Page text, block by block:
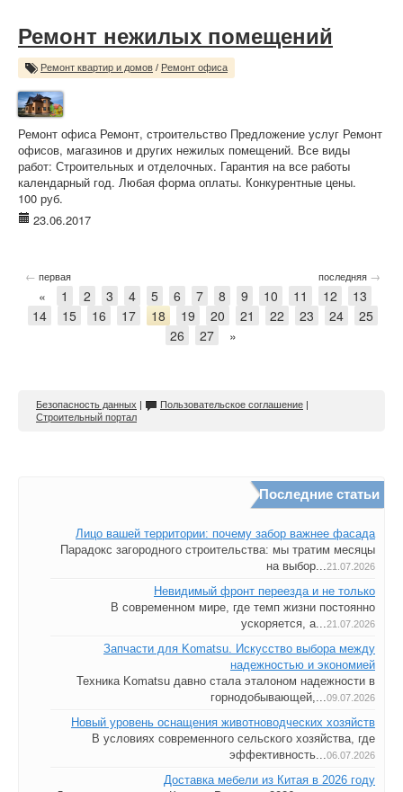
Ремонт нежилых помещений
Ремонт квартир и домов / Ремонт офиса
Ремонт офиса Ремонт, строительство Предложение услуг Ремонт
офисов, магазинов и других нежилых помещений. Все виды
работ: Строительных и отделочных. Гарантия на все работы
календарный год. Любая форма оплаты. Конкурентные цены.
100 руб.
23.06.2017
← первая последняя →
« 1 2 3 4 5 6 7 8 9 10 11 12
13
14
15 16 17 18 19 20 21 22 23 24
25
26
27 »
Безопасность данных | Пользовательское соглашение |
Строительный портал
Последние статьи
Лицо вашей территории: почему забор важнее фасада
Парадокс загородного строительства: мы тратим месяцы
на выбор...
21.07.2026
Невидимый фронт переезда и не только
В современном мире, где темп жизни постоянно
ускоряется, а...
21.07.2026
Запчасти для Komatsu. Искусство выбора между
надежностью и экономией
Техника Komatsu давно стала эталоном надежности в
горнодобывающей,...
09.07.2026
Новый уровень оснащения животноводческих хозяйств
В условиях современного сельского хозяйства, где
эффективность...
06.07.2026
Доставка мебели из Китая в 2026 году